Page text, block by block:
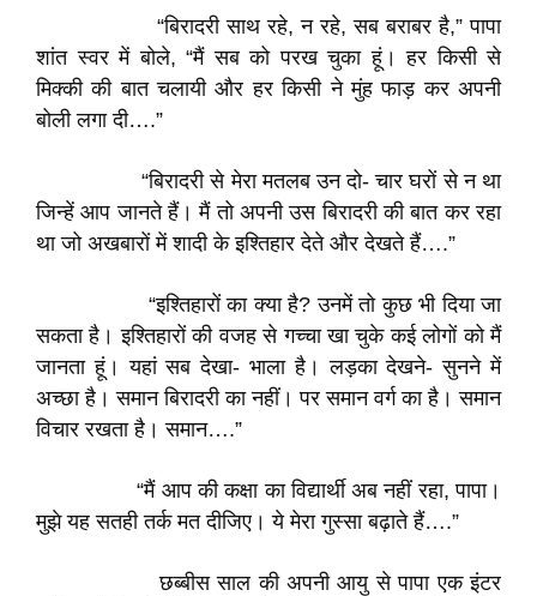
“बिरादरी साथ रहे, न रहे, सब बराबर है,” पापा
शांत स्वर में बोले, “मैं सब को परख चुका हूं। हर किसी से
मिक्की की बात चलायी और हर किसी ने मुंह फाड़ कर अपनी
बोली लगा दी….”
“बिरादरी से मेरा मतलब उन दो- चार घरों से न था
जिन्हें आप जानते हैं। मैं तो अपनी उस बिरादरी की बात कर रहा
था जो अखबारों में शादी के इश्तिहार देते और देखते हैं….”
“इश्तिहारों का क्या है? उनमें तो कुछ भी दिया जा
सकता है। इश्तिहारों की वजह से गच्चा खा चुके कई लोगों को मैं
जानता हूं। यहां सब देखा- भाला है। लड़का देखने- सुनने में
अच्छा है। समान बिरादरी का नहीं। पर समान वर्ग का है। समान
विचार रखता है। समान….”
“मैं आप की कक्षा का विद्यार्थी अब नहीं रहा, पापा।
मुझे यह सतही तर्क मत दीजिए। ये मेरा गुस्सा बढ़ाते हैं….”
छब्बीस साल की अपनी आयु से पापा एक इंटर